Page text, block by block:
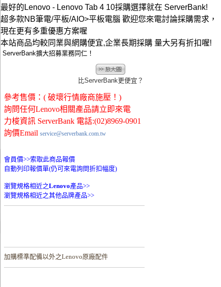
最好的Lenovo - Lenovo Tab 4 10採購選擇就在 ServerBank!
超多款NB筆電/平板/AIO>平板電腦 歡迎您來電討論採購需求，
現在更有多重優惠方案喔
本站商品均較同業與網購便宜,企業長期採購 量大另有折扣喔!
ServerBank擴大招募業務同仁！
比ServerBank更便宜？
參考售價：( 破壞行情廠商施壓！)
詢問任何Lenovo相關產品請立即來電
力梭資訊 ServerBank 電話:(02)8969-0901
詢價Email service@serverbank.com.tw
會員價>>索取此商品報價
自動列印報價單(仍可來電詢問折扣幅度)
瀏覽規格相近之Lenovo產品>>
瀏覽規格相近之其他品牌產品>>
加購標準配備以外之Lenovo原廠配件